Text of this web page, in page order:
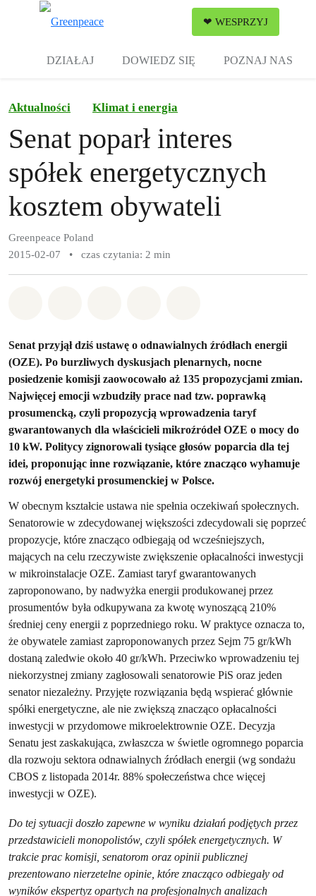
❤ WESPRZYJ
DZIAŁAJ DOWIEDZ SIĘ POZNAJ NAS
Aktualności Klimat i energia
Senat poparł interes
spółek energetycznych
kosztem obywateli
Greenpeace Poland
2015-02-07
• czas czytania: 2 min
Senat przyjął dziś ustawę o odnawialnych źródłach energii
(OZE). Po burzliwych dyskusjach plenarnych, nocne
posiedzenie komisji zaowocowało aż 135 propozycjami zmian.
Najwięcej emocji wzbudziły prace nad tzw. poprawką
prosumencką, czyli propozycją wprowadzenia taryf
gwarantowanych dla właścicieli mikroźródeł OZE o mocy do
10 kW. Politycy zignorowali tysiące głosów poparcia dla tej
idei, proponując inne rozwiązanie, które znacząco wyhamuje
rozwój energetyki prosumenckiej w Polsce.
W obecnym kształcie ustawa nie spełnia oczekiwań społecznych.
Senatorowie w zdecydowanej większości zdecydowali się poprzeć
propozycje, które znacząco odbiegają od wcześniejszych,
mających na celu rzeczywiste zwiększenie opłacalności inwestycji
w mikroinstalacje OZE. Zamiast taryf gwarantowanych
zaproponowano, by nadwyżka energii produkowanej przez
prosumentów była odkupywana za kwotę wynoszącą 210%
średniej ceny energii z poprzedniego roku. W praktyce oznacza to,
że obywatele zamiast zaproponowanych przez Sejm 75 gr/kWh
dostaną zaledwie około 40 gr/kWh. Przeciwko wprowadzeniu tej
niekorzystnej zmiany zagłosowali senatorowie PiS oraz jeden
senator niezależny. Przyjęte rozwiązania będą wspierać głównie
spółki energetyczne, ale nie zwiększą znacząco opłacalności
inwestycji w przydomowe mikroelektrownie OZE. Decyzja
Senatu jest zaskakująca, zwłaszcza w świetle ogromnego poparcia
dla rozwoju sektora odnawialnych źródłach energii (wg sondażu
CBOS z listopada 2014r. 88% społeczeństwa chce więcej
inwestycji w OZE).
Do tej sytuacji doszło zapewne w wyniku działań podjętych przez
przedstawicieli monopolistów, czyli spółek energetycznych. W
trakcie prac komisji, senatorom oraz opinii publicznej
prezentowano nierzetelne opinie, które znacząco odbiegały od
wyników ekspertyz opartych na profesjonalnych analizach